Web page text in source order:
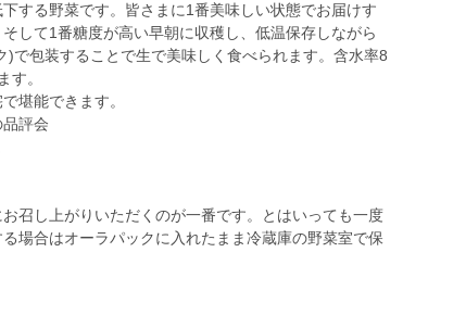
する野菜です。皆さまに1番美味しい状態でお届けす
して1番糖度が高い早朝に収穫し、低温保存しながら
で包装することで生で美味しく食べられます。含水率8
す。
堪能できます。
評会
召し上がりいただくのが一番です。とはいっても一度
場合はオーラパックに入れたまま冷蔵庫の野菜室で保